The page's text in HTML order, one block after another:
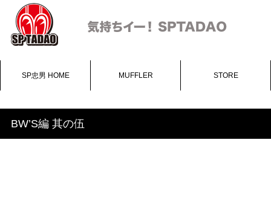
SP忠男 HOME MUFFLER STORE
BW’S編 其の伍